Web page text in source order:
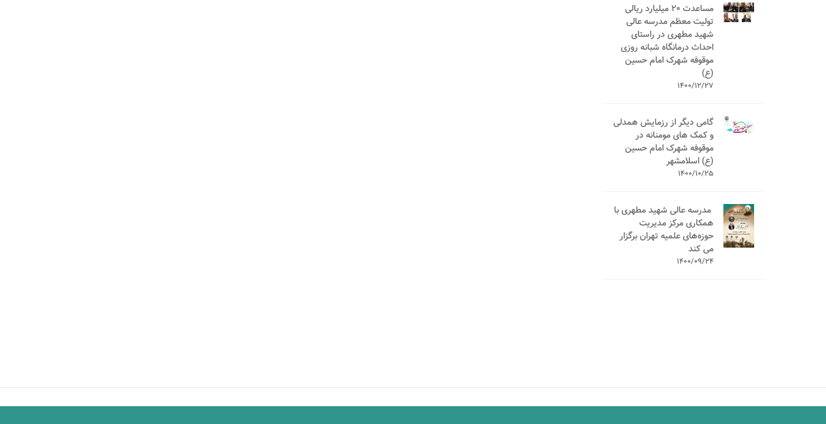
مساعدت 20 میلیارد ریالی
تولیت معظم مدرسه عالی
شهید مطهری در راستای
احداث درمانگاه شبانه روزی
موقوفه شهرک امام حسین
(ع)
1400/12/27
گامی دیگر از رزمایش همدلی
و کمک های مومنانه در
موقوفه شهرک امام حسین
(ع) اسلامشهر
1400/10/25
️ مدرسه عالی شهید مطهری با
همکاری مرکز مدیریت
حوزه‌های علمیه تهران برگزار
می کند
1400/09/24